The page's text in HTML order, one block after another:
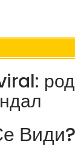
Види?